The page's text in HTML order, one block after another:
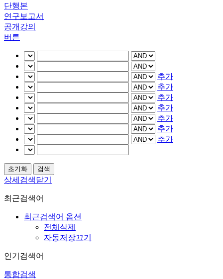
단행본
연구보고서
공개강의
버튼
추가
추가
추가
추가
추가
추가
추가
상세검색닫기
최근검색어
최근검색어 옵션
전체삭제
자동저장끄기
인기검색어
통합검색